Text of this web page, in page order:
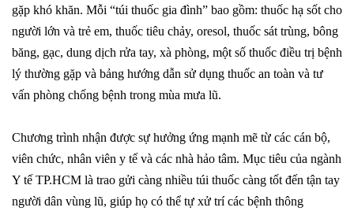
gặp khó khăn. Mỗi “túi thuốc gia đình” bao gồm: thuốc hạ sốt cho
người lớn và trẻ em, thuốc tiêu chảy, oresol, thuốc sát trùng, bông
băng, gạc, dung dịch rửa tay, xà phòng, một số thuốc điều trị bệnh
lý thường gặp và bảng hướng dẫn sử dụng thuốc an toàn và tư
vấn phòng chống bệnh trong mùa mưa lũ.
Chương trình nhận được sự hưởng ứng mạnh mẽ từ các cán bộ,
viên chức, nhân viên y tế và các nhà hảo tâm. Mục tiêu của ngành
Y tế TP.HCM là trao gửi càng nhiều túi thuốc càng tốt đến tận tay
người dân vùng lũ, giúp họ có thể tự xử trí các bệnh thông